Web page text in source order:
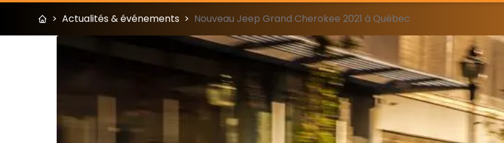
> Actualités & événements > Nouveau Jeep Grand Cherokee 2021 à Québec